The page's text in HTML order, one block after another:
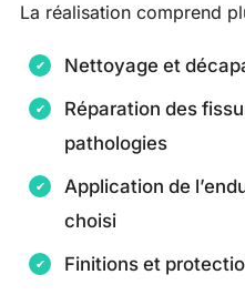
La réalisation comprend
Nettoyage et
Réparation des
pathologies
Application de
choisi
Finitions et